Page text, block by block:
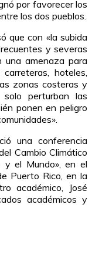
por favorecer los
los dos pueblos.
que con «la subida
y severas
una amenaza para
hoteles,
zonas costeras y
perturban las
ponen en peligro
una conferencia
Cambio Climático
y el Mundo», en el
Puerto Rico, en la
académico, José
académicos y